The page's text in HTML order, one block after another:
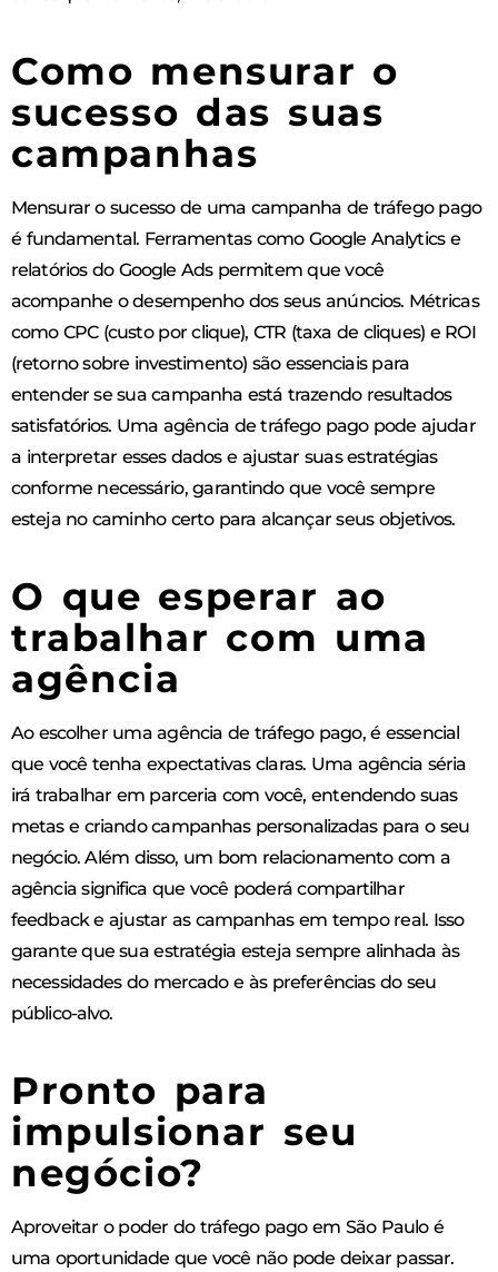
Como mensurar o
sucesso das suas
campanhas
Mensurar o sucesso de uma campanha de tráfego pago
é fundamental. Ferramentas como Google Analytics e
relatórios do Google Ads permitem que você
acompanhe o desempenho dos seus anúncios. Métricas
como CPC (custo por clique), CTR (taxa de cliques) e ROI
(retorno sobre investimento) são essenciais para
entender se sua campanha está trazendo resultados
satisfatórios. Uma agência de tráfego pago pode ajudar
a interpretar esses dados e ajustar suas estratégias
conforme necessário, garantindo que você sempre
esteja no caminho certo para alcançar seus objetivos.
O que esperar ao
trabalhar com uma
agência
Ao escolher uma agência de tráfego pago, é essencial
que você tenha expectativas claras. Uma agência séria
irá trabalhar em parceria com você, entendendo suas
metas e criando campanhas personalizadas para o seu
negócio. Além disso, um bom relacionamento com a
agência significa que você poderá compartilhar
feedback e ajustar as campanhas em tempo real. Isso
garante que sua estratégia esteja sempre alinhada às
necessidades do mercado e às preferências do seu
público-alvo.
Pronto para
impulsionar seu
negócio?
Aproveitar o poder do tráfego pago em São Paulo é
uma oportunidade que você não pode deixar passar.